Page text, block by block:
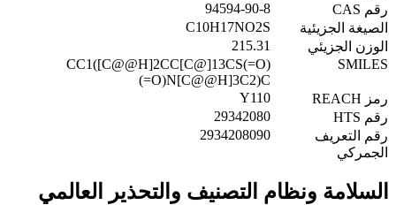
رقم CAS
94594-90-8
الصيغة الجزيئية
C10H17NO2S
الوزن الجزيئي
215.31
SMILES
CC1([C@@H]2CC[C@]13CS(=O)
(=O)N[C@@H]3C2)C
رمز REACH
Y110
رقم HTS
29342080
رقم التعريف
الجمركي
2934208090
السلامة ونظام التصنيف والتحذير العالمي